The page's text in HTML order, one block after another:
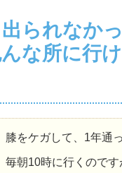
られなか
な所に行
膝をケガして、1年通
毎朝10時に行くので